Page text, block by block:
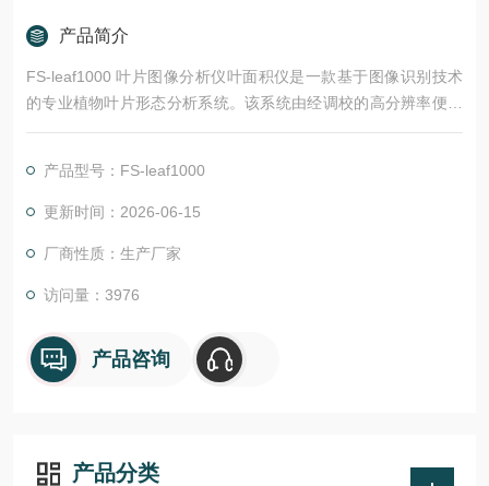
产品简介
FS-leaf1000 叶片图像分析仪叶面积仪是一款基于图像识别技术
的专业植物叶片形态分析系统。该系统由经调校的高分辨率便携
式扫描仪与专业分析软件组成，能够对阔叶叶片进行快速、无
产品型号：FS-leaf1000
更新时间：2026-06-15
厂商性质：生产厂家
访问量：3976
产品咨询
产品分类